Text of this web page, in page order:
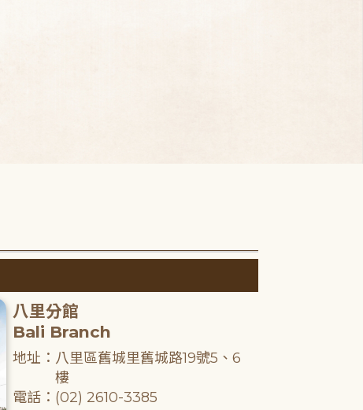
八里分館
Bali Branch
地址：八里區舊城里舊城路19號5、6
樓
電話：(02) 2610-3385